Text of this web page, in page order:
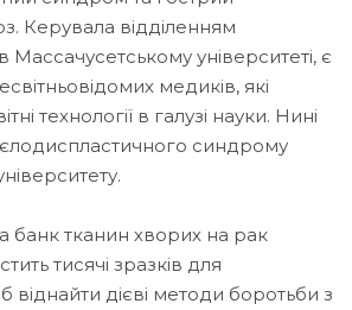
Керувала відділенням
Массачусетському університеті, є
медиків, які
технології в галузі науки. Нині
синдрому
банк тканин хворих на рак
тисячі зразків для
віднайти дієві методи боротьби з